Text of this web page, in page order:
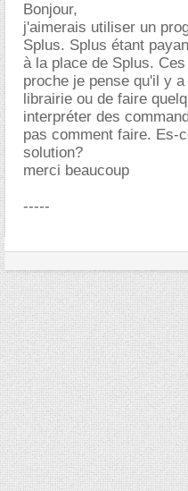
Bonjour,
j'aimerais utiliser un
Splus. Splus étant
à la place de Splus.
proche je pense qu'il y
librairie ou de faire
interpréter des
pas comment faire. Es-
solution?
merci beaucoup
-----